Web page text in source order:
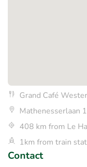
Grand Café
Mathenesserlaan
408 km from Le
1km from train
Contact